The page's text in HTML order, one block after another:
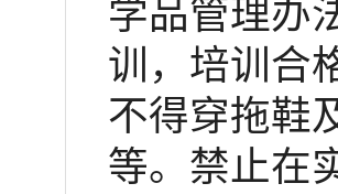
学品管理办
训，培训合
不得穿拖鞋
等。禁止在